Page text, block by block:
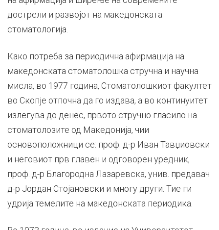
дострели и развојот на македонската
стоматологија.
Како потреба за периодична афирмација на
македонската стоматолошка стручна и научна
мисла, во 1977 година, Стоматолошкиот факултет
во Скопје отпочна да го издава, а во континуитет
излегува до денес, првото стручно гласило на
стоматолозите од Македонија, чии
основоположници се: проф. д-р Иван Тавџиовски
и неговиот прв главен и одговорен уредник,
проф. д-р Благородна Лазаревска, унив. предавач
д-р Јордан Стојановски и многу други. Тие ги
удрија темелите на македонската периодика.